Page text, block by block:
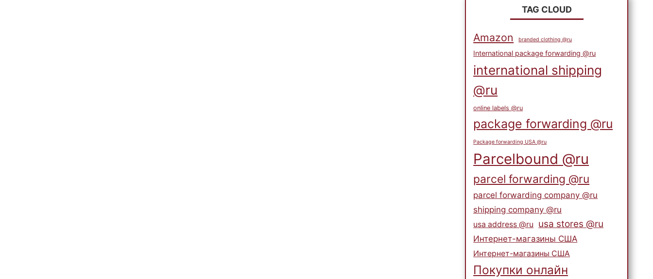
TAG CLOUD
Amazon branded clothing @ru
International package forwarding @ru
international shipping
@ru
online labels @ru
package forwarding @ru
Package forwarding USA @ru
Parcelbound @ru
parcel forwarding @ru
parcel forwarding company @ru
shipping company @ru
usa address @ru usa stores @ru
Интернет-магазины США
Интернет-магазины США
Покупки онлайн